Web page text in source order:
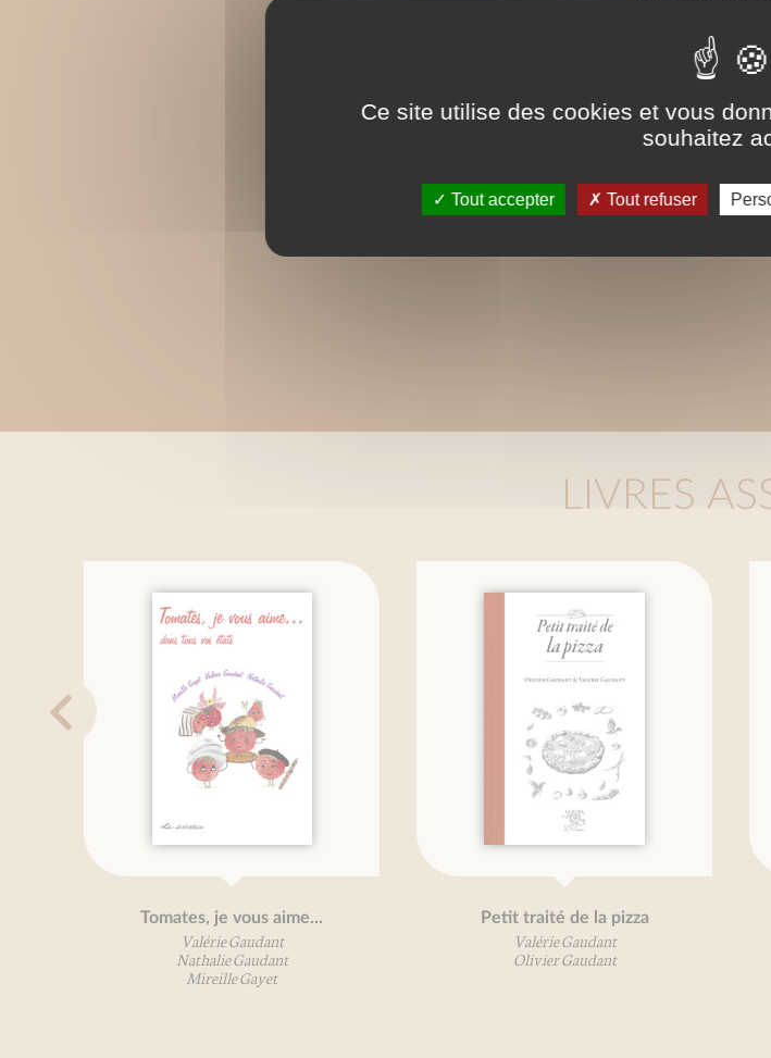
LIVRES
Tomates, je vous aime...
Valérie Gaudant
Nathalie Gaudant
Mireille Gayet
Petit traité de la pizza
Valérie Gaudant
Olivier Gaudant
Ce site utilise des cookies et vous
souhaitez
Tout accepter Tout refuser